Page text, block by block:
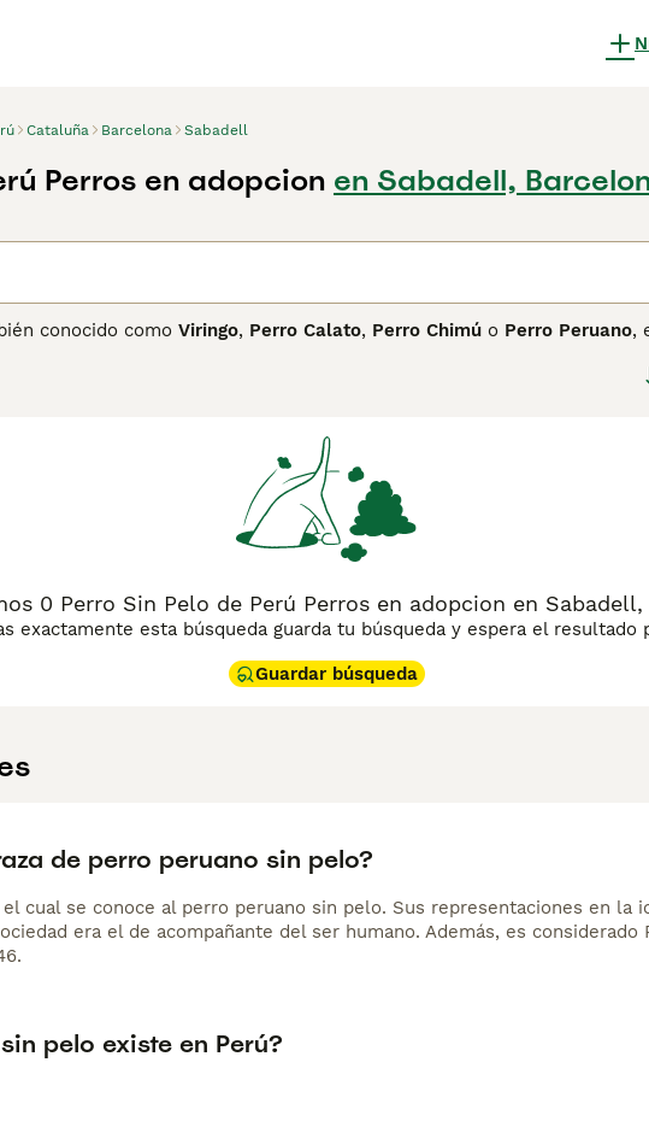
Cataluña Barcelona Sabadell
Perros en adopcion en Sabadell,
conocido como Viringo, Perro Calato, Perro Chimú o Perro Peruano,
e Inca — y era considerado un animal sagrado con propiedades
tamaños:
animal ágil, atlético y elegante, con una silueta esbelta que recuerda a
piel puede presentar diferentes tonalidades, desde el negro y marrón
regular y baños periódicos para mantenerse en buen estado. Su
gratificante, y su historia milenaria lo convierte en uno de los perros
0 Perro Sin Pelo de Perú Perros en adopcion en Sabadell,
exactamente esta búsqueda guarda tu búsqueda y espera el resultado
Guardar búsqueda
de perro peruano sin pelo?
cual se conoce al perro peruano sin pelo. Sus representaciones en la
era el de acompañante del ser humano. Además, es considerado
pelo existe en Perú?